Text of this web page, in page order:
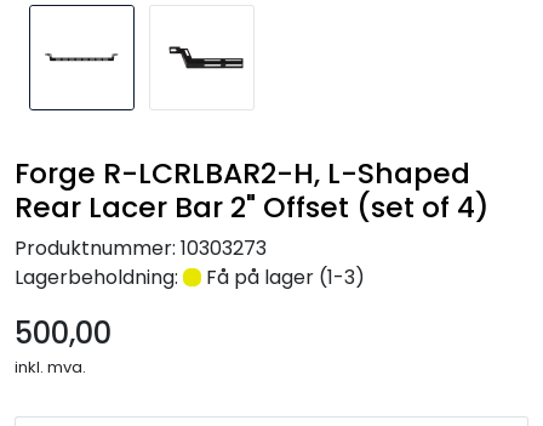
Forge R-LCRLBAR2-H, L-Shaped
Rear Lacer Bar 2" Offset (set of 4)
Produktnummer: 10303273
Lagerbeholdning:
Få på lager (1-3)
500,00
inkl. mva.